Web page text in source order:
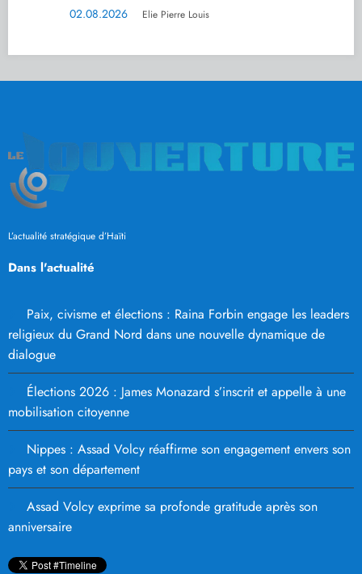
02.08.2026 Elie Pierre Louis
L’actualité stratégique d’Haïti
Dans l'actualité
Paix, civisme et élections : Raina Forbin engage les leaders
religieux du Grand Nord dans une nouvelle dynamique de
dialogue
Élections 2026 : James Monazard s’inscrit et appelle à une
mobilisation citoyenne
Nippes : Assad Volcy réaffirme son engagement envers son
pays et son département
Assad Volcy exprime sa profonde gratitude après son
anniversaire